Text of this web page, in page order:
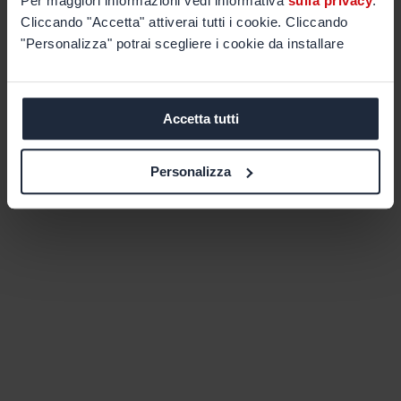
Cliccando "Accetta" attiverai tutti i cookie. Cliccando
"Personalizza" potrai scegliere i cookie da installare
Accetta tutti
Personalizza